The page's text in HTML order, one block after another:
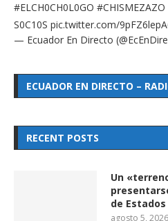
#ELCH0CH0L0GO #CHISMEZAZO
S0C10S pic.twitter.com/
— Ecuador En Directo
ECUADOR EN DIRECTO –
RECENT POSTS
Un
de
agosto 5, 2026